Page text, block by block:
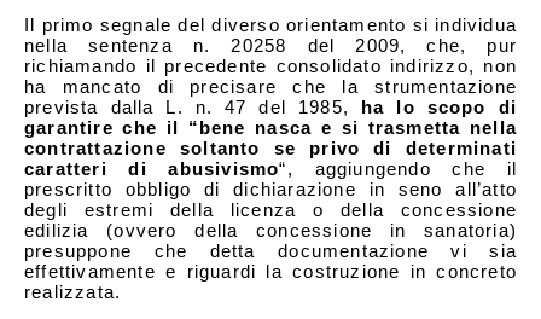
Il primo segnale del diverso orientamento si individua
nella sentenza n. 20258 del 2009, che, pur
richiamando il precedente consolidato indirizzo, non
ha mancato di precisare che la strumentazione
prevista dalla L. n. 47 del 1985, ha lo scopo di
garantire che il “bene nasca e si trasmetta nella
contrattazione soltanto se privo di determinati
caratteri di abusivismo“, aggiungendo che il
prescritto obbligo di dichiarazione in seno all’atto
degli estremi della licenza o della concessione
edilizia (ovvero della concessione in sanatoria)
presuppone che detta documentazione vi sia
effettivamente e riguardi la costruzione in concreto
realizzata.